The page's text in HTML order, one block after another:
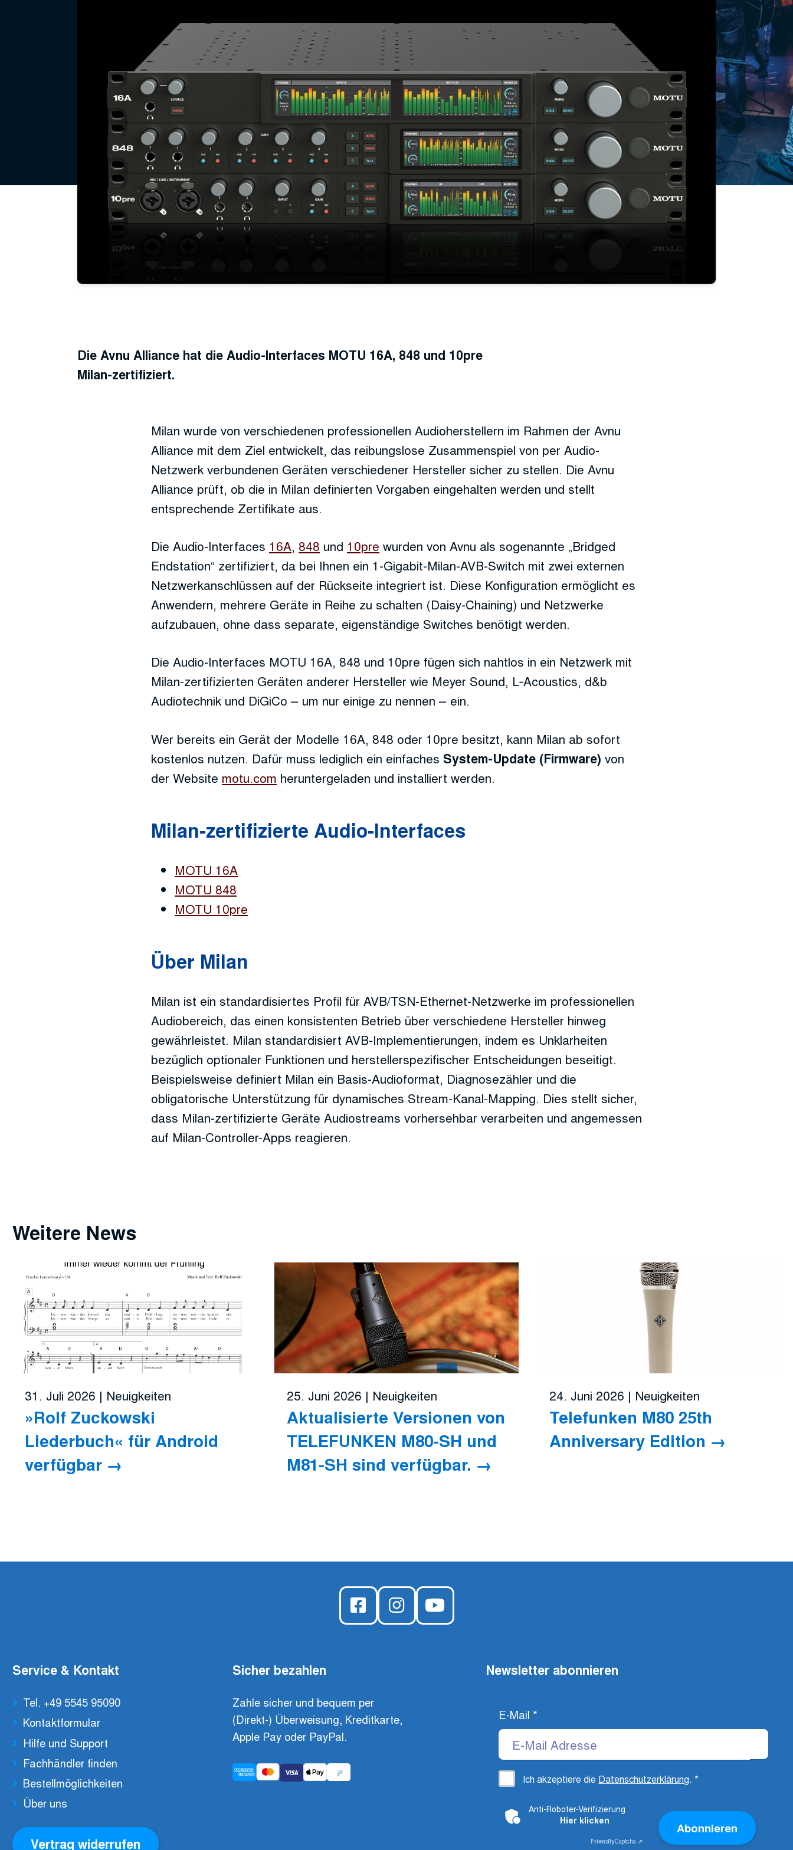
Die Avnu Alliance hat die Audio-Interfaces MOTU 16A, 848 und 10pre
Milan-zertifiziert.
Milan wurde von verschiedenen professionellen Audioherstellern im Rahmen der Avnu
Alliance mit dem Ziel entwickelt, das reibungslose Zusammenspiel von per Audio-
Netzwerk verbundenen Geräten verschiedener Hersteller sicher zu stellen. Die Avnu
Alliance prüft, ob die in Milan definierten Vorgaben eingehalten werden und stellt
entsprechende Zertifikate aus.
Die Audio-Interfaces 16A, 848 und 10pre wurden von Avnu als sogenannte „Bridged
Endstation“ zertifiziert, da bei Ihnen ein 1-Gigabit-Milan-AVB-Switch mit zwei externen
Netzwerkanschlüssen auf der Rückseite integriert ist. Diese Konfiguration ermöglicht es
Anwendern, mehrere Geräte in Reihe zu schalten (Daisy-Chaining) und Netzwerke
aufzubauen, ohne dass separate, eigenständige Switches benötigt werden.
Die Audio-Interfaces MOTU 16A, 848 und 10pre fügen sich nahtlos in ein Netzwerk mit
Milan-zertifizierten Geräten anderer Hersteller wie Meyer Sound, L‑Acoustics, d&b
Audiotechnik und DiGiCo – um nur einige zu nennen – ein.
Wer bereits ein Gerät der Modelle 16A, 848 oder 10pre besitzt, kann Milan ab sofort
kostenlos nutzen. Dafür muss lediglich ein einfaches System-Update (Firmware) von
der Website motu.com heruntergeladen und installiert werden.
Milan-zertifizierte Audio-Interfaces
MOTU 16A
MOTU 848
MOTU 10pre
Über Milan
Milan ist ein standardisiertes Profil für AVB/TSN-Ethernet-Netzwerke im professionellen
Audiobereich, das einen konsistenten Betrieb über verschiedene Hersteller hinweg
gewährleistet. Milan standardisiert AVB-Implementierungen, indem es Unklarheiten
bezüglich optionaler Funktionen und herstellerspezifischer Entscheidungen beseitigt.
Beispielsweise definiert Milan ein Basis-Audioformat, Diagnosezähler und die
obligatorische Unterstützung für dynamisches Stream-Kanal-Mapping. Dies stellt sicher,
dass Milan-zertifizierte Geräte Audiostreams vorhersehbar verarbeiten und angemessen
auf Milan-Controller-Apps reagieren.
Weitere News
31. Juli 2026 | Neuigkeiten
»Rolf Zuckowski
Liederbuch« für Android
verfügbar
25. Juni 2026 | Neuigkeiten
Aktualisierte Versionen von
TELEFUNKEN M80-SH und
M81-SH sind verfügbar.
24. Juni 2026 | Neuigkeiten
Telefunken M80 25th
Anniversary Edition
Service & Kontakt
Tel. +49 5545 95090
Kontaktformular
Hilfe und Support
Fachhändler finden
Bestellmöglichkeiten
Über uns
Vertrag widerrufen
Sicher bezahlen
Zahle sicher und bequem per
(Direkt-) Überweisung, Kreditkarte,
Apple Pay oder PayPal.
Newsletter abonnieren
E-Mail *
Ich akzeptiere die Datenschutzerklärung. *
Anti-Roboter-Verifizierung
Hier klicken
FriendlyCaptcha ⇗
Abonnieren